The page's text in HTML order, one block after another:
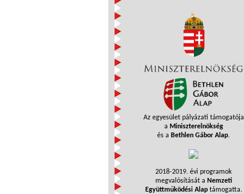
Az egyesület pályázati támogatója
a Miniszterelnökség
és a Bethlen Gábor Alap.
2018-2019. évi programok
megvalósítását a Nemzeti
Együttműködési Alaptámogatta.